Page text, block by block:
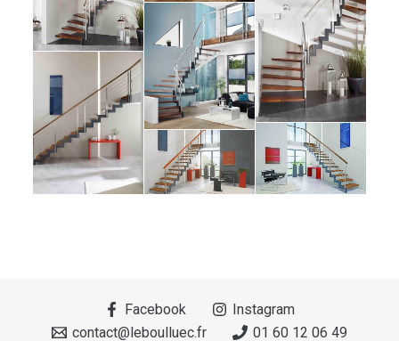
Facebook
Instagram
contact@leboulluec.fr
01 60 12 06 49